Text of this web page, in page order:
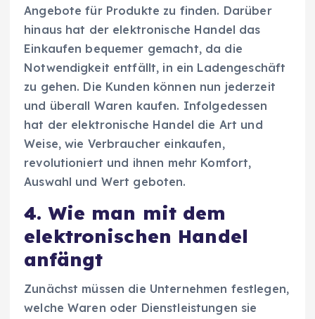
Angebote für Produkte zu finden. Darüber
hinaus hat der elektronische Handel das
Einkaufen bequemer gemacht, da die
Notwendigkeit entfällt, in ein Ladengeschäft
zu gehen. Die Kunden können nun jederzeit
und überall Waren kaufen. Infolgedessen
hat der elektronische Handel die Art und
Weise, wie Verbraucher einkaufen,
revolutioniert und ihnen mehr Komfort,
Auswahl und Wert geboten.
4. Wie man mit dem
elektronischen Handel
anfängt
Zunächst müssen die Unternehmen festlegen,
welche Waren oder Dienstleistungen sie